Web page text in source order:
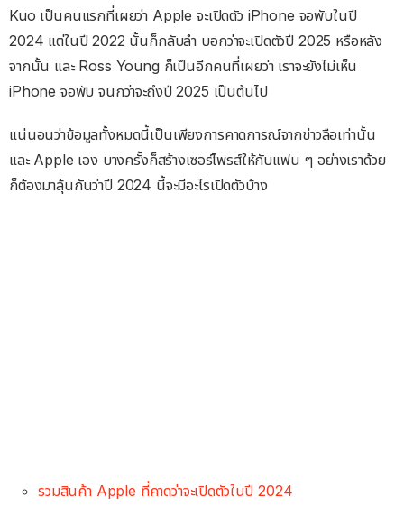
Kuo เป็นคนแรกที่เผยว่า Apple จะเปิดตัว iPhone จอพับในปี
2024 แต่ในปี 2022 นั้นก็กลับลำ บอกว่าจะเปิดตัวปี 2025 หรือหลัง
จากนั้น และ Ross Young ก็เป็นอีกคนที่เผยว่า เราจะยังไม่เห็น
iPhone จอพับ จนกว่าจะถึงปี 2025 เป็นต้นไป
แน่นอนว่าข้อมูลทั้งหมดนี้เป็นเพียงการคาดการณ์จากข่าวลือเท่านั้น
และ Apple เอง บางครั้งก็สร้างเซอร์ไพรส์ให้กับแฟน ๆ อย่างเราด้วย
ก็ต้องมาลุ้นกันว่าปี 2024 นี้จะมีอะไรเปิดตัวบ้าง
รวมสินค้า Apple ที่คาดว่าจะเปิดตัวในปี 2024